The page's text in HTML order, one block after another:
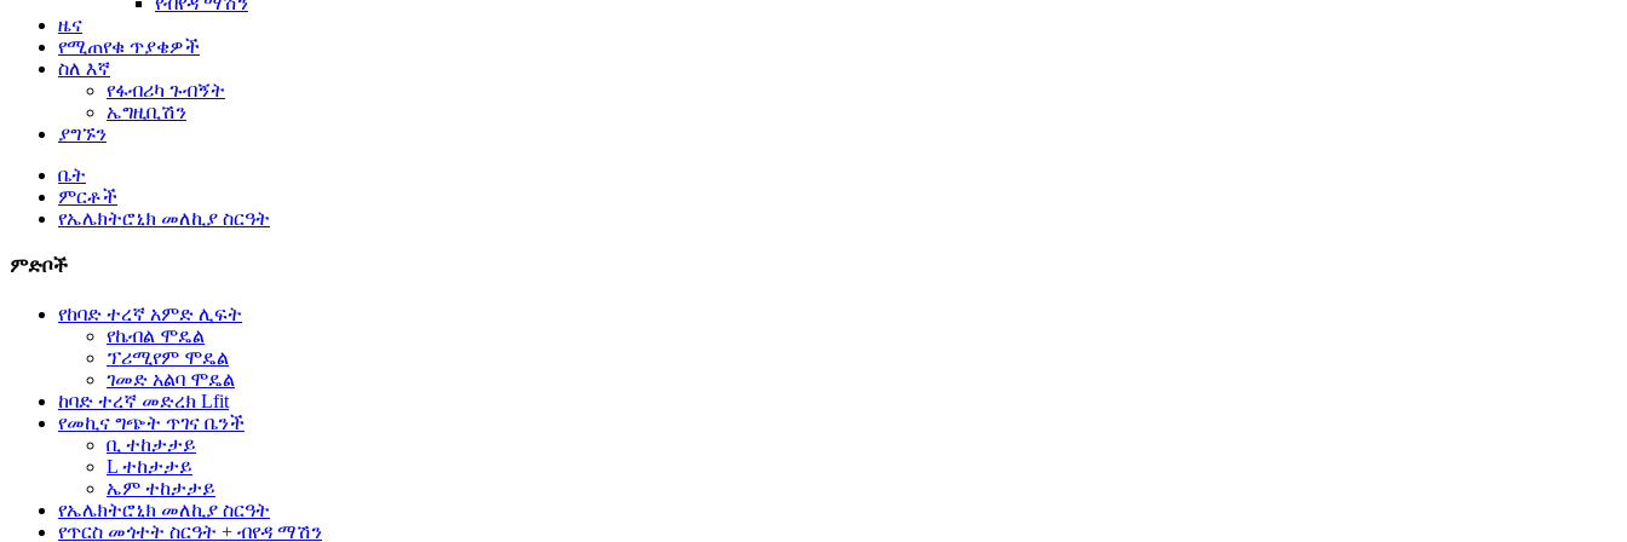
ዜና
የሚጠየቁ ጥያቄዎች
ስለ እኛ
የፋብሪካ ጉብኝት
ኤግዚቢሽን
ያግኙን
ቤት
ምርቶች
የኤሌክትሮኒክ መለኪያ ስርዓት
ምድቦች
የከባድ ተረኛ አምድ ሊፍት
የኬብል ሞዴል
ፕሪሚየም ሞዴል
ገመድ አልባ ሞዴል
ከባድ ተረኛ መድረክ Lfit
የመኪና ግጭት ጥገና ቤንች
ቢ ተከታታይ
L ተከታታይ
ኤም ተከታታይ
የኤሌክትሮኒክ መለኪያ ስርዓት
የጥርስ መጎተት ስርዓት + ብየዳ ማሽን